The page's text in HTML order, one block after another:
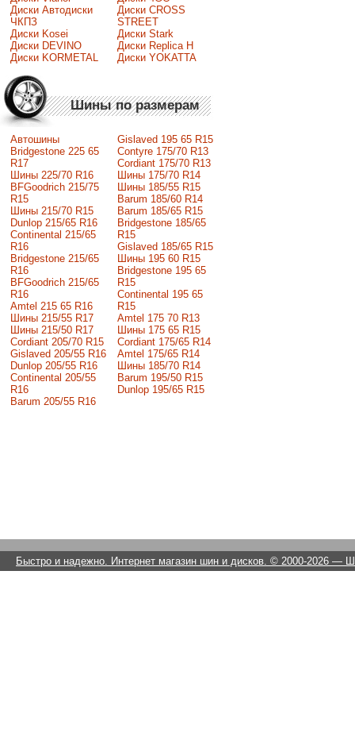
Диски Автодиски
ЧКПЗ
Диски Kosei
Диски DEVINO
Диски KORMETAL
Диски CROSS
STREET
Диски Stark
Диски Replica H
Диски YOKATTA
Шины по размерам
Автошины
Bridgestone 225 65
R17
Шины 225/70 R16
BFGoodrich 215/75
R15
Шины 215/70 R15
Dunlop 215/65 R16
Continental 215/65
R16
Bridgestone 215/65
R16
BFGoodrich 215/65
R16
Amtel 215 65 R16
Шины 215/55 R17
Шины 215/50 R17
Сordiant 205/70 R15
Gislaved 205/55 R16
Dunlop 205/55 R16
Continental 205/55
R16
Barum 205/55 R16
Gislaved 195 65 R15
Contyre 175/70 R13
Cordiant 175/70 R13
Шины 175/70 R14
Шины 185/55 R15
Barum 185/60 R14
Barum 185/65 R15
Bridgestone 185/65
R15
Gislaved 185/65 R15
Шины 195 60 R15
Bridgestone 195 65
R15
Continental 195 65
R15
Amtel 175 70 R13
Шины 175 65 R15
Cordiant 175/65 R14
Amtel 175/65 R14
Шины 185/70 R14
Barum 195/50 R15
Dunlop 195/65 R15
Быстро и надежно. Интернет магазин шин и дисков. © 2000-2026 —